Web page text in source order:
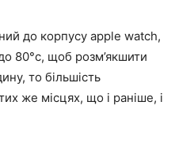
до корпусу apple watch,
80°c, щоб розм’якшити
то більшість
же місцях, що і раніше, і